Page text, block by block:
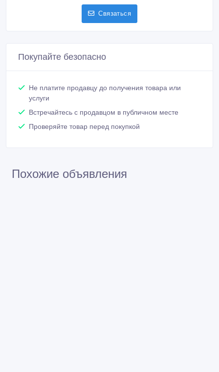
Связаться
Покупайте безопасно
Не платите продавцу до получения товара или
услуги
Встречайтесь с продавцом в публичном месте
Проверяйте товар перед покупкой
Похожие объявления